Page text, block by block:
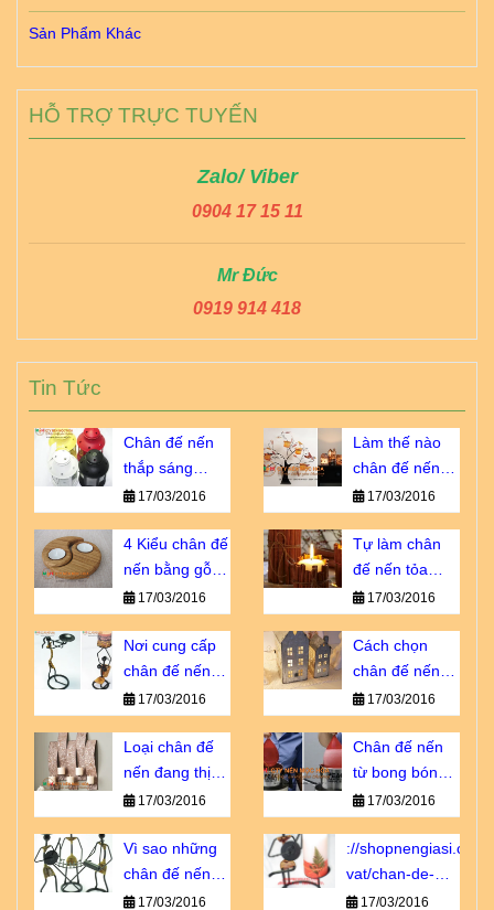
Sản Phẩm Khác
HỖ TRỢ TRỰC TUYẾN
Zalo/ Viber
0904 17 15 11
Mr Đức
0919 914 418
Tin Tức
Chân đế nến
thắp sáng
thành phố
ngàn sao giá
bao nhiêu?
17/03/2016
Làm thế nào
chân đế nến
trở thành vật
không thể
thiếu?
17/03/2016
4 Kiểu chân đế
nến bằng gỗ
bạn không thể
bỏ qua
17/03/2016
Tự làm chân
đế nến tỏa
hương dịu êm
17/03/2016
Nơi cung cấp
chân đế nến
giá sỉ chiết
khấu cao
17/03/2016
Cách chọn
chân đế nến
tôn vinh vẻ đẹp
nội thất
17/03/2016
Loại chân đế
nến đang thịnh
hành số 1 tại
Châu u
17/03/2016
Chân đế nến
từ bong bóng -
sao lại không?
17/03/2016
Vì sao những
chân đế nến
này luôn cháy
17/03/2016
://
vat/chan-de-
nen-go-khong-
17/03/2016